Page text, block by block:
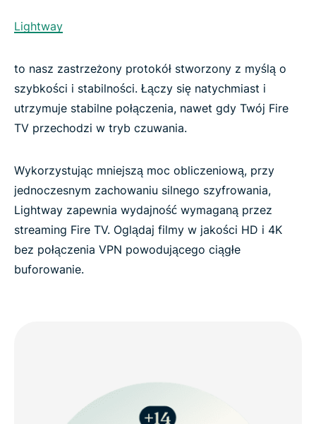
Lightway
to nasz zastrzeżony protokół stworzony z myślą o
szybkości i stabilności. Łączy się natychmiast i
utrzymuje stabilne połączenia, nawet gdy Twój Fire
TV przechodzi w tryb czuwania.
Wykorzystując mniejszą moc obliczeniową, przy
jednoczesnym zachowaniu silnego szyfrowania,
Lightway zapewnia wydajność wymaganą przez
streaming Fire TV. Oglądaj filmy w jakości HD i 4K
bez połączenia VPN powodującego ciągłe
buforowanie.